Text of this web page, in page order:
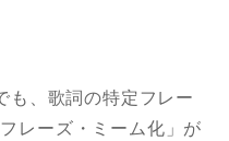
、歌詞の特定フレー
レーズ・ミーム化」が